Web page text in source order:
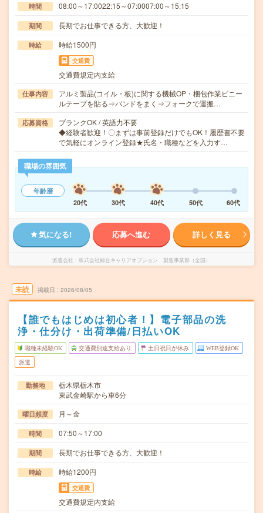
時間 08:00～17:0022:15～07:0007:00～15:15
期間 長期でお仕事できる方、大歓迎！
時給 時給1500円
交通費
交通費規定内支給
仕事内容
アルミ製品(コイル・板)に関する機械OP・梱包作業ビニー
ルテープを貼る⇒バンドをまく⇒フォークで運搬…
応募資格
ブランクOK / 英語力不要
◆経験者歓迎！〇まずは事前登録だけでもOK！履歴書不要
で気軽にオンライン登録★氏名・職種などを入力す…
職場の雰囲気
年齢層
20代
30代 40代 50代 60代
気になる! 応募へ進む 詳しく見る
派遣会社 株式会社綜合キャリアオプション 製造事業部（全国）
未読 掲載日 2026/08/05
【誰でもはじめは初心者！】電子部品の洗
浄・仕分け・出荷準備/日払いOK
職種未経験OK 交通費別途支給あり 土日祝日が休み WEB登録OK
派遣
勤務地
栃木県栃木市
東武金崎駅から車6分
曜日頻度 月～金
時間 07:50～17:00
期間 長期でお仕事できる方、大歓迎！
時給 時給1200円
交通費
交通費規定内支給